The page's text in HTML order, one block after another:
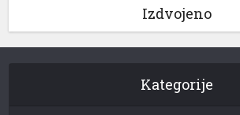
Izdvojeno
Kategorije